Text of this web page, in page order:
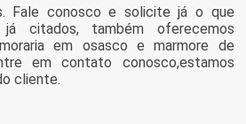
Fale conosco e solicite já o que
citados, também oferecemos
em osasco e marmore de
em contato conosco,estamos
cliente.